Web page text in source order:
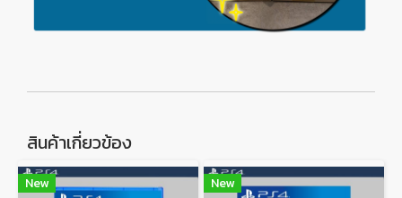
สินค้าเกี่ยวข้อง
New New